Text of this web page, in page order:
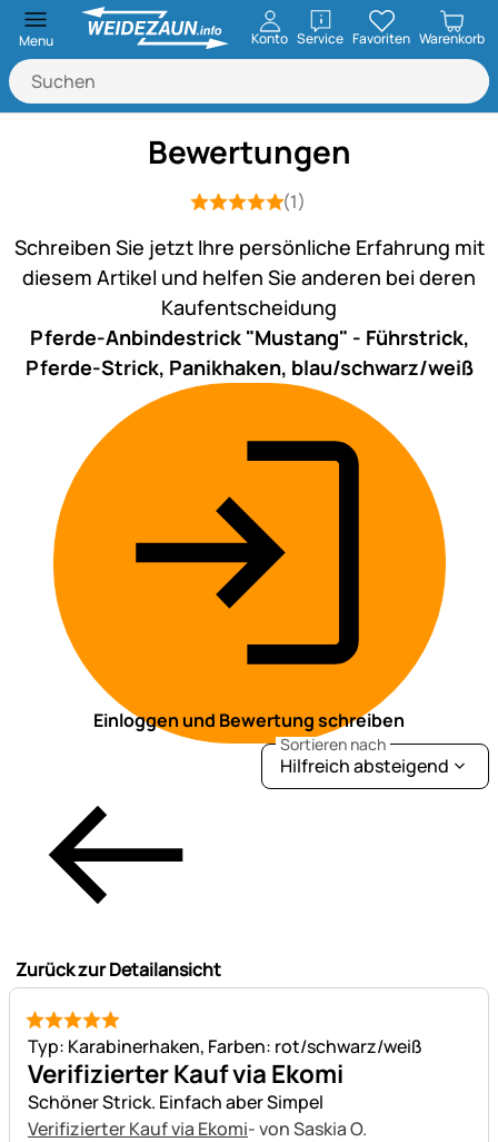
Menu Konto ServiceöffnenFavoriten Warenkorb
Bewertungen
Bewertung: 5 von 5 (1 Bewertungen)
1 Bewertung(1)
Schreiben Sie jetzt Ihre persönliche Erfahrung mit
diesem Artikel und helfen Sie anderen bei deren
Kaufentscheidung
Pferde-Anbindestrick "Mustang" - Führstrick,
Pferde-Strick, Panikhaken, blau/schwarz/weiß
Einloggen und Bewertung schreiben
Zurück zur Detailansicht
Sortieren nach
Hilfreich absteigend
5 von 5
Typ: Karabinerhaken, Farben: rot/schwarz/weiß
Verifizierter Kauf via Ekomi
Schöner Strick. Einfach aber Simpel
Verifizierter Kauf via Ekomi- von Saskia O.